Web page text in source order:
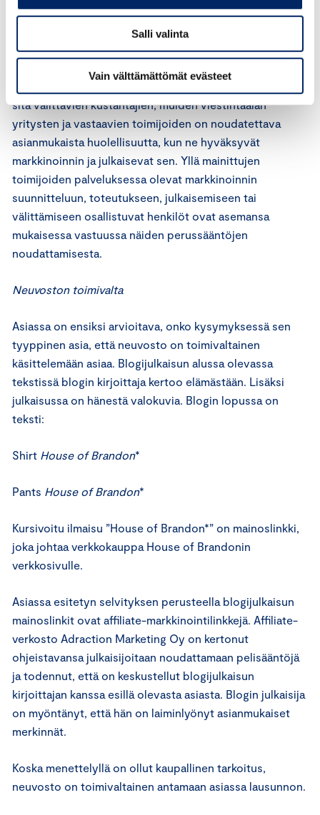
Salli valinta
Vain välttämättömät evästeet
kaikesta markkinoinnistaan. Jotta markkinoijan vastuu
tulee otetuksi huomioon asianmukaisella tavalla,
mainostoimiston ja muiden markkinoinnin alalla toimivien
sitä välittävien kustantajien, muiden viestintäalan
yritysten ja vastaavien toimijoiden on noudatettava
asianmukaista huolellisuutta, kun ne hyväksyvät
markkinoinnin ja julkaisevat sen. Yllä mainittujen
toimijoiden palveluksessa olevat markkinoinnin
suunnitteluun, toteutukseen, julkaisemiseen tai
välittämiseen osallistuvat henkilöt ovat asemansa
mukaisessa vastuussa näiden perussääntöjen
noudattamisesta.
Neuvoston toimivalta
Asiassa on ensiksi arvioitava, onko kysymyksessä sen
tyyppinen asia, että neuvosto on toimivaltainen
käsittelemään asiaa. Blogijulkaisun alussa olevassa
tekstissä blogin kirjoittaja kertoo elämästään. Lisäksi
julkaisussa on hänestä valokuvia. Blogin lopussa on
teksti:
Shirt House of Brandon*
Pants House of Brandon*
Kursivoitu ilmaisu ”House of Brandon*” on mainoslinkki,
joka johtaa verkkokauppa House of Brandonin
verkkosivulle.
Asiassa esitetyn selvityksen perusteella blogijulkaisun
mainoslinkit ovat affiliate-markkinointilinkkejä. Affiliate-
verkosto Adraction Marketing Oy on kertonut
ohjeistavansa julkaisijoitaan noudattamaan pelisääntöjä
ja todennut, että on keskustellut blogijulkaisun
kirjoittajan kanssa esillä olevasta asiasta. Blogin julkaisija
on myöntänyt, että hän on laiminlyönyt asianmukaiset
merkinnät.
Koska menettelyllä on ollut kaupallinen tarkoitus,
neuvosto on toimivaltainen antamaan asiassa lausunnon.